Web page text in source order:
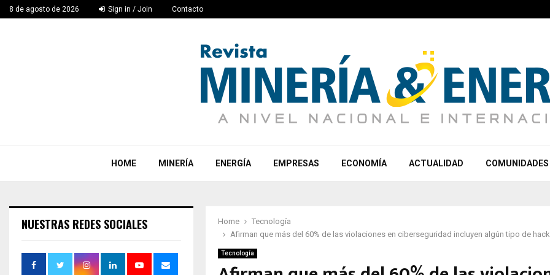
8 de agosto de 2026 Sign in / Join Contacto
HOME MINERÍA ENERGÍA EMPRESAS ECONOMÍA ACTUALIDAD COMUNIDADES
Home
Tecnología
Afirman que más del 60% de las violaciones en ciberseguridad incluyen algún tipo de
Tecnología
NUESTRAS REDES SOCIALES